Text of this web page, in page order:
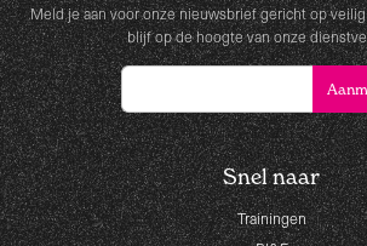
Meld je aan voor onze nieuwsbrief gericht op
blijf op de hoogte van onze
Snel naar
Trainingen